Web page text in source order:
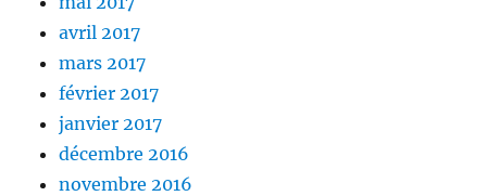
avril 2017
mars 2017
février 2017
janvier 2017
décembre 2016
novembre 2016